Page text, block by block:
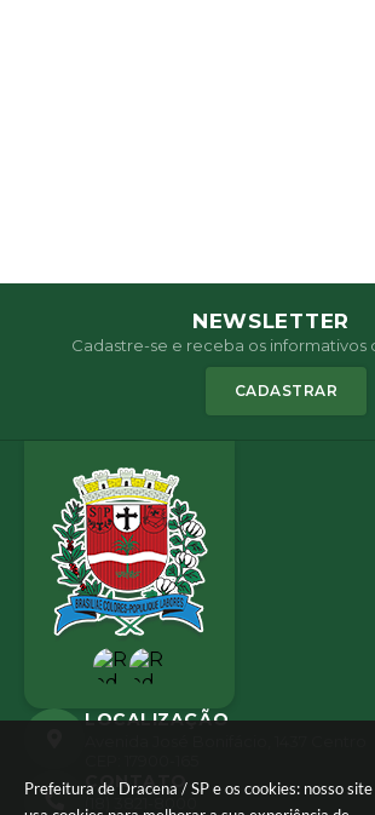
Prefeitura de Dracena / SP e os cookies: nosso site
NEWSLETTER
Cadastre-se e receba os informativos
CADASTRAR
LOCALIZAÇÃO
CONTATO